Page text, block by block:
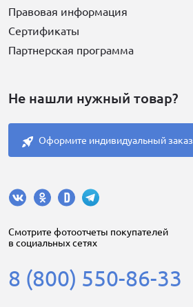
Правовая информация
Сертификаты
Партнерская программа
Не нашли нужный товар?
Оформите индивидуальный заказ
Cмотрите фотоотчеты покупателей
в социальных сетях
8 (800) 550-86-33